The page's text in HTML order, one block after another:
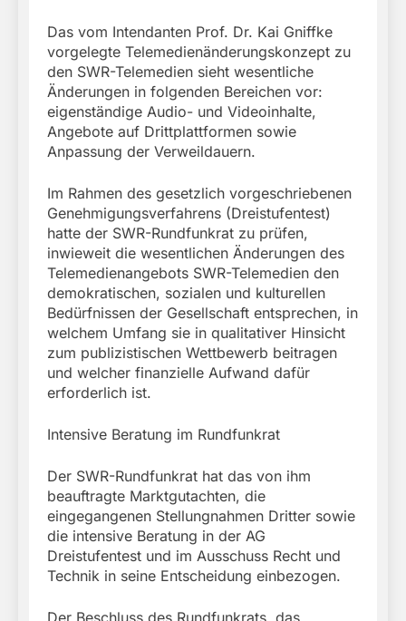
Das vom Intendanten Prof. Dr. Kai Gniffke
vorgelegte Telemedienänderungskonzept zu
den SWR-Telemedien sieht wesentliche
Änderungen in folgenden Bereichen vor:
eigenständige Audio- und Videoinhalte,
Angebote auf Drittplattformen sowie
Anpassung der Verweildauern.
Im Rahmen des gesetzlich vorgeschriebenen
Genehmigungsverfahrens (Dreistufentest)
hatte der SWR-Rundfunkrat zu prüfen,
inwieweit die wesentlichen Änderungen des
Telemedienangebots SWR-Telemedien den
demokratischen, sozialen und kulturellen
Bedürfnissen der Gesellschaft entsprechen, in
welchem Umfang sie in qualitativer Hinsicht
zum publizistischen Wettbewerb beitragen
und welcher finanzielle Aufwand dafür
erforderlich ist.
Intensive Beratung im Rundfunkrat
Der SWR-Rundfunkrat hat das von ihm
beauftragte Marktgutachten, die
eingegangenen Stellungnahmen Dritter sowie
die intensive Beratung in der AG
Dreistufentest und im Ausschuss Recht und
Technik in seine Entscheidung einbezogen.
Der Beschluss des Rundfunkrats, das